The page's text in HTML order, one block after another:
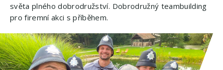
světa plného dobrodružství. Dobrodružný teambuilding
pro firemní akci s příběhem.